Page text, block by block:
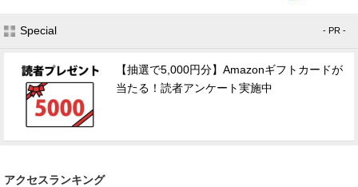
Special - PR -
【抽選で5,000円分】Amazonギフトカードが
当たる！読者アンケート実施中
アクセスランキング